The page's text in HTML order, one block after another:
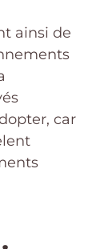
ainsi de
car